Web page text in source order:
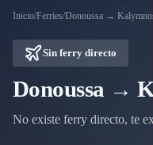
Inicio/Ferries/Donoussa →
Sin ferry directo
Donoussa →
No existe ferry directo, te